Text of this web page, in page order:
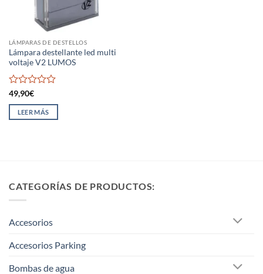
LÁMPARAS DE DESTELLOS
Lámpara destellante led multi
voltaje V2 LUMOS
Valorado
con
de
49,90€
LEER MÁS
CATEGORÍAS DE PRODUCTOS:
Accesorios
Accesorios Parking
Bombas de agua